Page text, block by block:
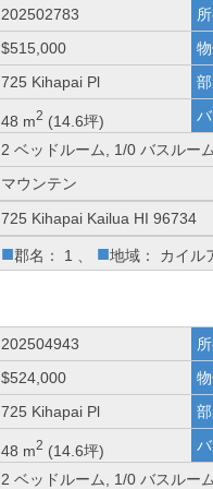
202502783
$515,000
725 Kihapai Pl
48 m2 (14.6坪)
2 ベッドルーム, 1/0 バスルー
マウンテン
725 Kihapai Kailua HI 96734
■郡名： 1 、 ■地域： カイル
202504943
$524,000
725 Kihapai Pl
48 m2 (14.6坪)
2 ベッドルーム, 1/0 バスルー